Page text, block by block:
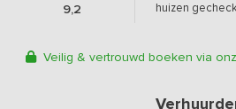
9,2
huizen
Veilig & vertrouwd boeken via